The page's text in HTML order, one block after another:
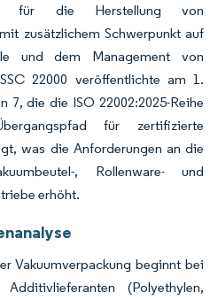
für die Herstellung von
zusätzlichem Schwerpunkt auf
und dem Management von
22000 veröffentlichte am 1.
7, die die ISO 22002:2025-Reihe
für zertifizierte
was die Anforderungen an die
, Rollenware- und
erhöht.
Vakuumverpackung beginnt bei
(Polyethylen,